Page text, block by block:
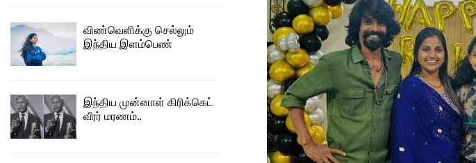
விண்வெளிக்கு செல்லும்
இந்திய இளம்பெண்
இந்திய முன்னாள் கிரிக்கெட்
வீரர் மரணம்..